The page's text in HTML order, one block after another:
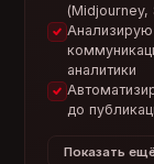
(Midjourney,
аналитики
до
Показать